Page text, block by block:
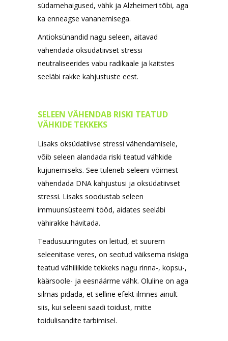
südamehaigused, vähk ja Alzheimeri tõbi, aga
ka enneagse vananemisega.
Antioksünandid nagu seleen, aitavad
vähendada oksüdatiivset stressi
neutraliseerides vabu radikaale ja kaitstes
seeläbi rakke kahjustuste eest.
SELEEN VÄHENDAB RISKI TEATUD
VÄHKIDE TEKKEKS
Lisaks oksüdatiivse stressi vähendamisele,
võib seleen alandada riski teatud vähkide
kujunemiseks. See tuleneb seleeni võimest
vähendada DNA kahjustusi ja oksüdatiivset
stressi. Lisaks soodustab seleen
immuunsüsteemi tööd, aidates seeläbi
vähirakke hävitada.
Teadusuuringutes on leitud, et suurem
seleenitase veres, on seotud väiksema riskiga
teatud vähiliikide tekkeks nagu rinna-, kopsu-,
käärsoole- ja eesnäärme vähk. Oluline on aga
silmas pidada, et selline efekt ilmnes ainult
siis, kui seleeni saadi toidust, mitte
toidulisandite tarbimisel.